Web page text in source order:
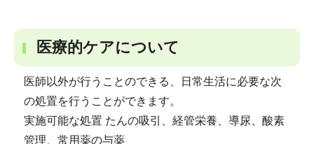
医療的ケアについて
医師以外が行うことのできる、日常生活に必要な次
の処置を行うことができます。
実施可能な処置 たんの吸引、経管栄養、導尿、酸素
管理、常用薬の与薬